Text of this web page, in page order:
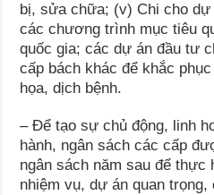
bị, sửa chữa; (v) Chi cho dự
các chương trình mục tiêu
quốc gia; các dự án đầu tư
cấp bách khác để khắc
họa, dịch bệnh.
– Để tạo sự chủ động, linh
hành, ngân sách các cấp
ngân sách năm sau để
nhiệm vụ, dự án quan